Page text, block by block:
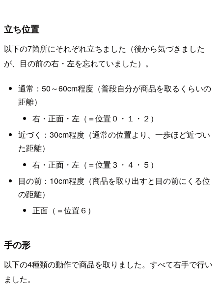
立ち位置
以下の7箇所にそれぞれ立ちました（後から気づきました
が、目の前の右・左を忘れていました）。
通常：50～60cm程度（普段自分が商品を取るくらいの
距離）
右・正面・左（＝位置０・１・２）
近づく：30cm程度（通常の位置より、一歩ほど近づい
た距離）
右・正面・左（＝位置３・４・５）
目の前：10cm程度（商品を取り出すと目の前にくる位
の距離）
正面（＝位置６）
手の形
以下の4種類の動作で商品を取りました。すべて右手で行い
ました。